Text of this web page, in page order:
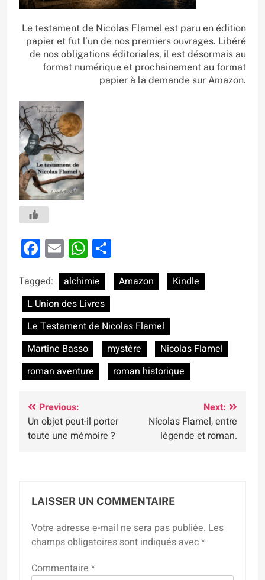
Le testament de Nicolas Flamel est paru en édition
papier et fut l’un de nos premiers ouvrages. Libéré
de nos obligations éditoriales, il est désormais au
format numérique et prochainement au format
papier à la demande sur Amazon.
Facebook
EmailWhatsApp
Tagged: alchimie Amazon
Kindle
L Union des Livres
Le Testament de Nicolas Flamel
Martine Basso
mystère
Nicolas Flamel
roman aventure
roman historique
Navigation
de
Previous:
Un objet peut-il porter
toute une mémoire ?
Next:
Nicolas Flamel, entre
légende et roman.
LAISSER UN COMMENTAIRE
Votre adresse e-mail ne sera pas publiée. Les
champs obligatoires sont indiqués avec*
Commentaire *